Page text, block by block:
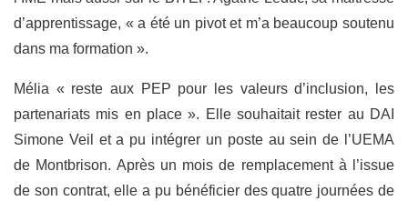
d’apprentissage, « a été un pivot et m’a beaucoup soutenu
dans ma formation ».
Mélia « reste aux PEP pour les valeurs d’inclusion, les
partenariats mis en place ». Elle souhaitait rester au DAI
Simone Veil et a pu intégrer un poste au sein de l’UEMA
de Montbrison. Après un mois de remplacement à l’issue
de son contrat, elle a pu bénéficier des quatre journées de